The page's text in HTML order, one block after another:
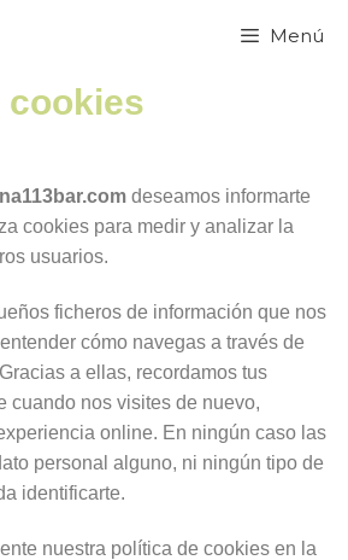
Menú
cookies
deseamos informarte
cookies para medir y analizar la
usuarios.
ficheros de información que nos
cómo navegas a través de
a ellas, recordamos tus
cuando nos visites de nuevo,
online. En ningún caso las
personal alguno, ni ningún tipo de
identificarte.
nuestra política de cookies en la